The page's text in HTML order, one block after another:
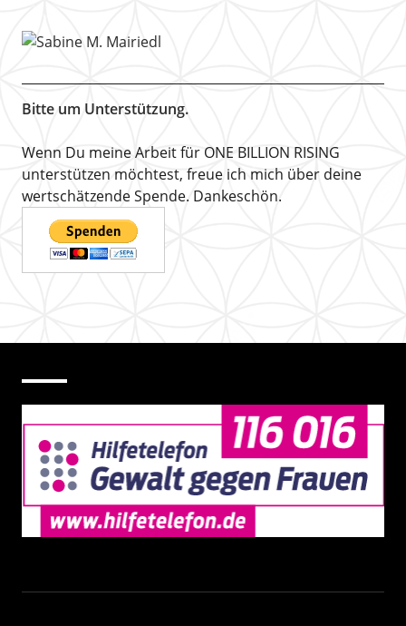
Bitte um Unterstützung.
Wenn Du meine Arbeit für ONE BILLION RISING
unterstützen möchtest, freue ich mich über deine
wertschätzende Spende. Dankeschön.